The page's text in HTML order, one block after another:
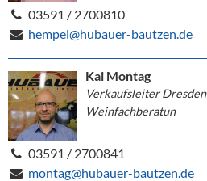
03591 / 2700810
hempel@hubauer-bautzen.de
Kai Montag
Verkaufsleiter
Weinfachberatun
03591 / 2700841
montag@hubauer-bautzen.de